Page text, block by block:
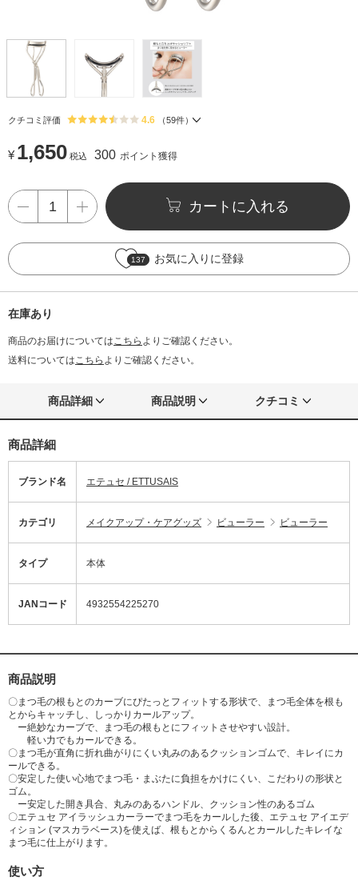
クチコミ評価 4.6 （59件）
¥ 1,650 税込 300 ポイント獲得
カートに入れる
137 お気に入りに登録
在庫あり
商品のお届けについてはこちら よりご確認ください。
送料についてはこちら よりご確認ください。
商品詳細 商品説明 クチコミ
商品詳細
ブランド名 エテュセ / ETTUSAIS
カテゴリ メイクアップ・ケアグッズ ビューラー ビューラー
タイプ 本体
JANコード 4932554225270
商品説明
〇まつ毛の根もとのカーブにぴたっとフィットする形状で、まつ毛全体を根も
とからキャッチし、しっかりカールアップ。
ー絶妙なカーブで、まつ毛の根もとにフィットさせやすい設計。
軽い力でもカールできる。
〇まつ毛が直角に折れ曲がりにくい丸みのあるクッションゴムで、キレイにカ
ールできる。
〇安定した使い心地でまつ毛・まぶたに負担をかけにくい、こだわりの形状と
ゴム。
ー安定した開き具合、丸みのあるハンドル、クッション性のあるゴム
〇エテュセ アイラッシュカーラーでまつ毛をカールした後、エテュセ アイエデ
ィション (マスカラベース)を使えば、根もとからくるんとカールしたキレイな
まつ毛に仕上がります。
使い方